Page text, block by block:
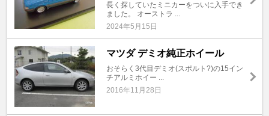
長く探していたミニカーをついに入手でき
ました。 オーストラ ...
2024年5月15日
マツダ デミオ純正ホイール
おそらく3代目デミオ(スポルト?)の15イン
チアルミホイー ...
2016年11月28日